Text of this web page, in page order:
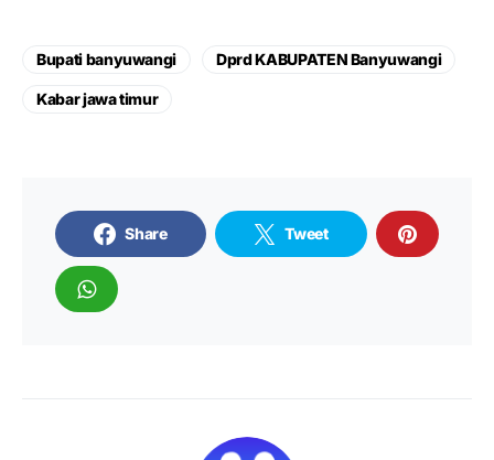
Bupati banyuwangi Dprd KABUPATEN Banyuwangi
Kabar jawa timur
Share Tweet